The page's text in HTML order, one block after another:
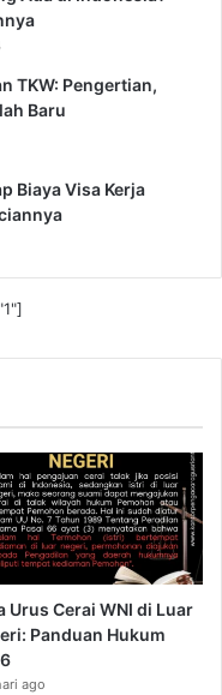
TKW: Pengertian,
Baru
Biaya Visa Kerja
Urus Cerai WNI di Luar
Panduan Hukum
ago